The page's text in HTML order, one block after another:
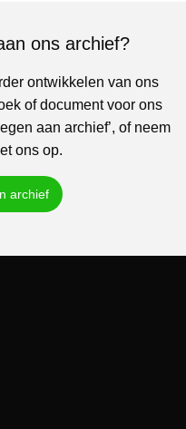
ons archief?
ontwikkelen van ons
of document voor ons
aan archief’, of neem
ons op.
archief